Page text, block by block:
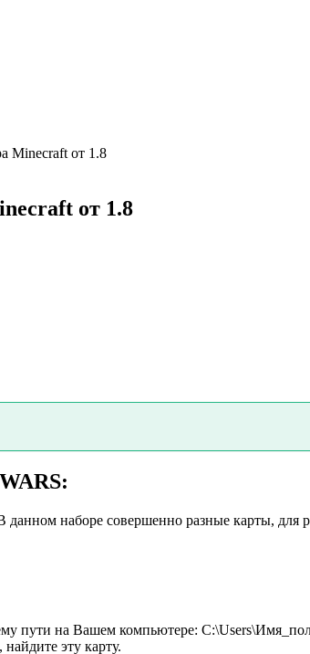
Minecraft от 1.8
от 1.8
наборе совершенно разные карты, для
пути на Вашем компьютере:
эту карту.